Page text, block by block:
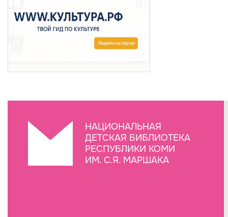
НАЦИОНАЛЬНАЯ
ДЕТСКАЯ БИБЛИОТЕКА
РЕСПУБЛИКИ КОМИ
ИМ. С.Я. МАРШАКА